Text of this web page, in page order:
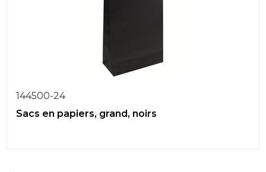
144500-24
Sacs en papiers, grand, noirs